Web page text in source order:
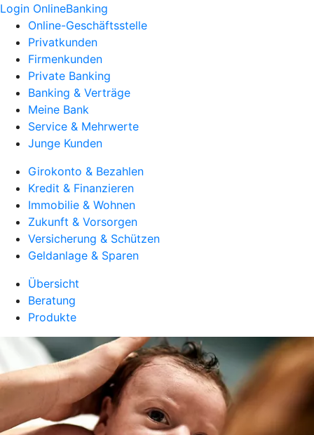
Login OnlineBanking
Online-Geschäftsstelle
Privatkunden
Firmenkunden
Private Banking
Banking & Verträge
Meine Bank
Service & Mehrwerte
Junge Kunden
Girokonto & Bezahlen
Kredit & Finanzieren
Immobilie & Wohnen
Zukunft & Vorsorgen
Versicherung & Schützen
Geldanlage & Sparen
Übersicht
Beratung
Produkte